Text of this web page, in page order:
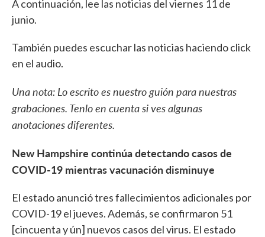
A continuación, lee las noticias del viernes 11 de
junio.
También puedes escuchar las noticias haciendo click
en el audio.
Una nota: Lo escrito es nuestro guión para nuestras
grabaciones. Tenlo en cuenta si ves algunas
anotaciones diferentes.
New Hampshire continúa detectando casos de
COVID-19 mientras vacunación disminuye
El estado anunció tres fallecimientos adicionales por
COVID-19 el jueves. Además, se confirmaron 51
[cincuenta y ún] nuevos casos del virus. El estado